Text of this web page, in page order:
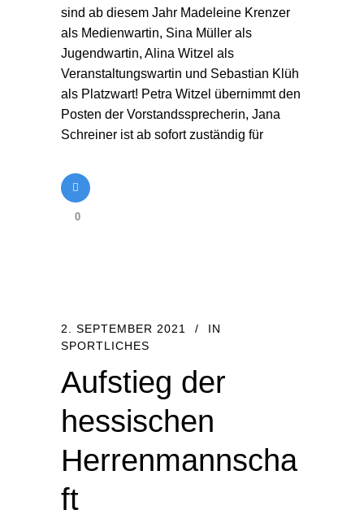
sind ab diesem Jahr Madeleine Krenzer
als Medienwartin, Sina Müller als
Jugendwartin, Alina Witzel als
Veranstaltungswartin und Sebastian Klüh
als Platzwart! Petra Witzel übernimmt den
Posten der Vorstandssprecherin, Jana
Schreiner ist ab sofort zuständig für
0
2. SEPTEMBER 2021
IN
SPORTLICHES
Aufstieg der
hessischen
Herrenmannscha
ft